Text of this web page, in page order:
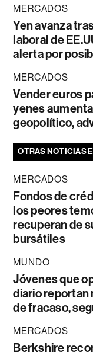
MERCADOS
Yen avanza
laboral de
alerta por
MERCADOS
Vender euros
yenes
geopolítico,
OTRAS NOTICIAS
MERCADOS
Fondos de
los peores
recuperan de
bursátiles
MUNDO
Jóvenes que
diario
de fracaso,
MERCADOS
Berkshire